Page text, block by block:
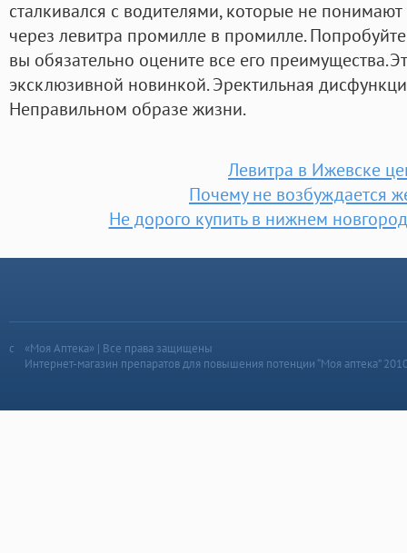
сталкивался с водителями, которые не
через левитра промилле в промилле.
вы обязательно оцените все его
эксклюзивной новинкой. Эректильная
Неправильном образе жизни.
Левитра в Ижевске
Почему не возбуждается
Не дорого купить в нижнем
«Моя Аптека» | Все права защищены
Интернет-магазин препаратов для повышения потенции “Моя аптека”